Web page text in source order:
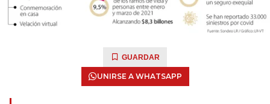
GUARDAR
UNIRSE A WHATSAPP